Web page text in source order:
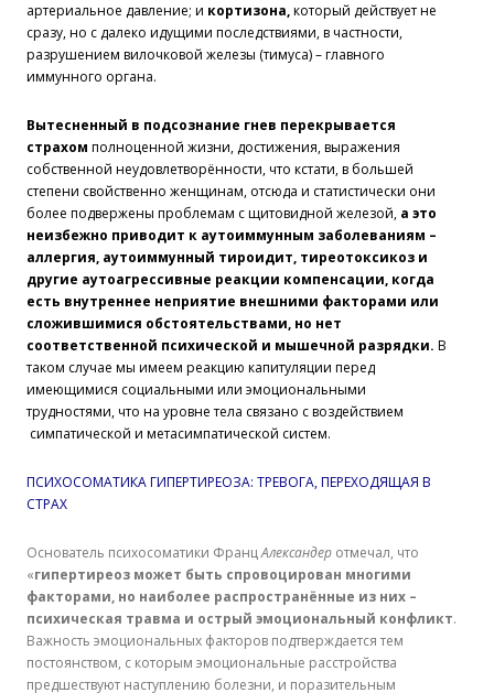
артериальное давление; и кортизона,который действует не
сразу, но с далеко идущими последствиями, в частности,
разрушением вилочковой железы (тимуса) – главного
иммунного органа.
Вытесненный в подсознание гнев перекрывается
страхом полноценной жизни, достижения, выражения
собственной неудовлетворённости, что кстати, в большей
степени свойственно женщинам, отсюда и статистически они
более подвержены проблемам с щитовидной железой, а это
неизбежно приводит к аутоиммунным заболеваниям –
аллергия, аутоиммунный тироидит, тиреотоксикоз и
другие аутоагрессивные реакции компенсации, когда
есть внутреннее неприятие внешними факторами или
сложившимися обстоятельствами, но нет
соответственной психической и мышечной разрядки. В
таком случае мы имеем реакцию капитуляции перед
имеющимися социальными или эмоциональными
трудностями, что на уровне тела связано с воздействием
симпатической и метасимпатической систем.
ПСИХОСОМАТИКА ГИПЕРТИРЕОЗА: ТРЕВОГА, ПЕРЕХОДЯЩАЯ В
СТРАХ
Основатель психосоматики ФранцАлександер отмечал, что
«гипертиреоз может быть спровоцирован многими
факторами, но наиболее распространённые из них –
психическая травма и острый эмоциональный конфликт.
Важность эмоциональных факторов подтверждается тем
постоянством, с которым эмоциональные расстройства
предшествуют наступлению болезни, и поразительным